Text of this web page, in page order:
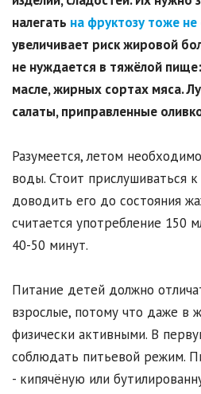
налегать на фруктозу тоже не
увеличивает риск жировой
не нуждается в тяжёлой
масле, жирных сортах мяса.
салаты, приправленные
Разумеется, летом
воды. Стоит прислушиваться
доводить его до состояния
считается употребление 150
40-50 минут.
Питание детей должно
взрослые, потому что даже в
физически активными. В
соблюдать питьевой режим.
- кипячёную или